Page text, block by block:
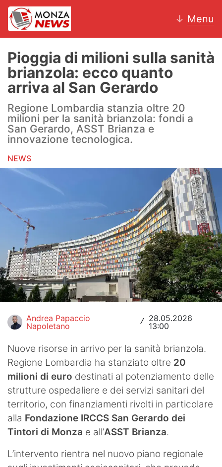
↓ Menu
News
AC Monza
Calcio
Volley
Altri sport
Hockey
Pallanuoto
Pallamano
Altre
News
Turismo
Eventi
Pioggia di milioni sulla sanità
brianzola: ecco quanto
arriva al San Gerardo
Regione Lombardia stanzia oltre 20
milioni per la sanità brianzola: fondi a
San Gerardo, ASST Brianza e
innovazione tecnologica.
NEWS
Andrea Papaccio
Napoletano
/
28.05.2026
13:00
Nuove risorse in arrivo per la sanità brianzola.
Regione Lombardia ha stanziato oltre 20
milioni di euro destinati al potenziamento delle
strutture ospedaliere e dei servizi sanitari del
territorio, con finanziamenti rivolti in particolare
alla Fondazione IRCCS San Gerardo dei
Tintori di Monza e all’ASST Brianza.
L’intervento rientra nel nuovo piano regionale